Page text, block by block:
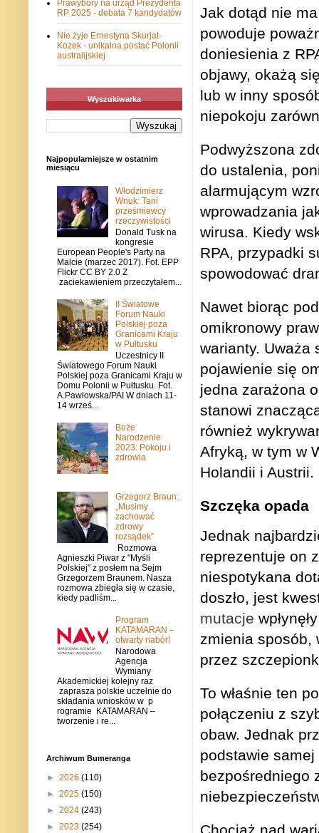
Jak dotąd nie
powoduje
doniesienia z
objawy, okażą
lub w inny
niepokoju
Podwyższona
do ustalenia,
alarmującym
wprowadzania
wirusa. Kiedy
RPA, przypadki
spowodować
Nawet biorąc
omikronowy
warianty. Uważa
pojawienie się
jedna zarażona
stanowi
również
Afryką, w tym w
Holandii i Austrii.
Szczęka opada
Jednak
reprezentuje on
niespotykana
doszło, jest
mutacje
zmienia sposób,
przez
To właśnie ten
połączeniu z
obaw. Jednak
podstawie
bezpośredniego
Chociaż nad
Prawybory na urząd Prezydenta
RP 2025 - debata 7 kandydatów
Nie żyje Ernestyna Skurjat-
Kozek - unikalna postać Polonii
australijskiej
Wyszukiwarka
Najpopularniejsze w ostatnim
miesiącu
Włodzimierz
Wnuk: Tani
prześmiewcy
rzeczywistości
Donald Tusk na
kongresie
European People's Party na
Malcie (marzec 2017). Fot. EPP
Flickr CC BY 2.0 Z
zaciekawieniem przeczytałem...
II Światowe
Forum Nauki
Polskiej poza
Granicami Kraju
w Pułtusku
Uczestnicy II
Światowego Forum Nauki
Polskiej poza Granicami Kraju w
Domu Polonii w Pułtusku. Fot.
A.Pawłowska/PAI W dniach 11-
14 wrześ...
Boże
Narodzenie
2023: Pokoju i
zdrowia
Grzegorz Braun:
„Musimy
zachować
zdrowy
rozsądek”
Rozmowa
Agnieszki Piwar z "Myśli
Polskiej" z posłem na Sejm
Grzegorzem Braunem. Nasza
rozmowa zbiegła się w czasie,
kiedy padliśm...
Program
KATAMARAN –
otwarty nabór!
Narodowa
Agencja
Wymiany
Akademickiej kolejny raz
zaprasza polskie uczelnie do
składania wniosków w p
rogramie KATAMARAN –
tworzenie i re...
Archiwum Bumeranga
► 2026 (110)
► 2025 (150)
► 2024 (243)
► 2023 (254)